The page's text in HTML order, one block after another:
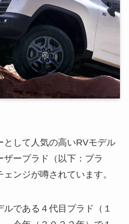
として人気の高いRVモデル
ープラド（以下：プラ
ンジが噂されています。
ルである４代目プラド（１